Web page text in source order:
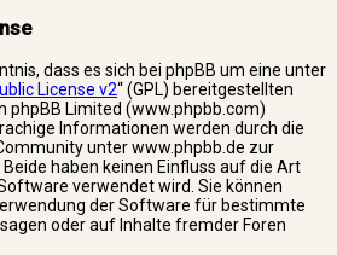
dass es sich bei phpBB um eine unter
License v2“ (GPL) bereitgestellten
phpBB Limited (www.phpbb.com)
Informationen werden durch die
unter www.phpbb.de zur
haben keinen Einfluss auf die Art
verwendet wird. Sie können
der Software für bestimmte
oder auf Inhalte fremder Foren